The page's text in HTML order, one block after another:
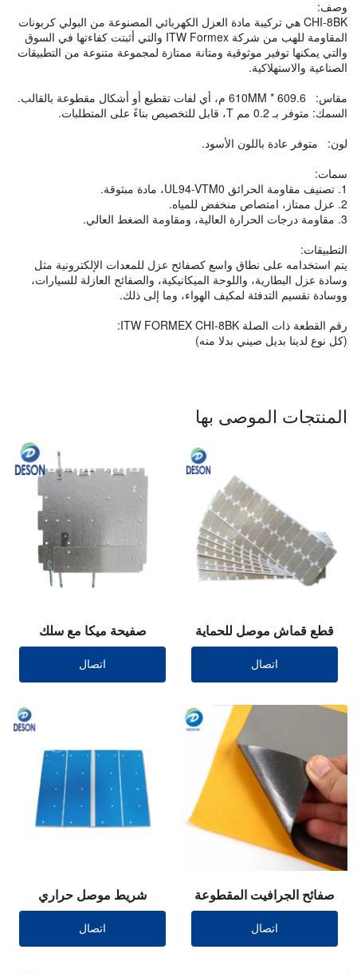
وصف:
CHI-8BK هي تركيبة مادة العزل الكهربائي المصنوعة من البولي كربونات
المقاومة للهب من شركة ITW Formex والتي أثبتت كفاءتها في السوق
والتي يمكنها توفير موثوقية ومتانة ممتازة لمجموعة متنوعة من التطبيقات
الصناعية والاستهلاكية.
مقاس: 610MM * 609.6 م، أي لفات تقطيع أو أشكال مقطوعة بالقالب.
السمك: متوفر بـ 0.2 مم T، قابل للتخصيص بناءً على المتطلبات.
لون: متوفر عادة باللون الأسود.
سمات:
1. تصنيف مقاومة الحرائق UL94-VTM0، مادة مبثوقة.
2. عزل ممتاز، امتصاص منخفض للمياه.
3. مقاومة درجات الحرارة العالية، ومقاومة الضغط العالي.
التطبيقات:
يتم استخدامه على نطاق واسع كصفائح عزل للمعدات الإلكترونية مثل
وسادة عزل البطارية، واللوحة الميكانيكية، والصفائح العازلة للسيارات،
ووسادة تقسيم التدفئة لمكيف الهواء، وما إلى ذلك.
رقم القطعة ذات الصلة ITW FORMEX CHI-8BK:
(كل نوع لدينا بديل صيني بدلا منه)
المنتجات الموصى بها
قطع قماش موصل للحماية
اتصال
صفيحة ميكا مع سلك
رصاصي
اتصال
صفائح الجرافيت المقطوعة
بالقالب
اتصال
شريط موصل حراري
مقطوع بالقالب
اتصال